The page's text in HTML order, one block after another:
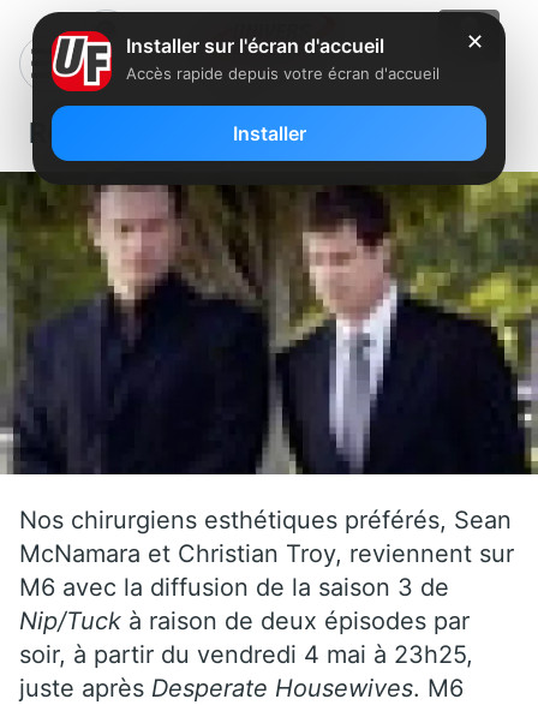
Retour de Nip/Tuck sur M6
Nos chirurgiens esthétiques préférés, Sean
McNamara et Christian Troy, reviennent sur
M6 avec la diffusion de la saison 3 de
Nip/Tuck à raison de deux épisodes par
soir, à partir du vendredi 4 mai à 23h25,
juste après Desperate Housewives. M6
✕
Installer sur l'écran d'accueil
Accès rapide depuis votre écran d'accueil
Installer